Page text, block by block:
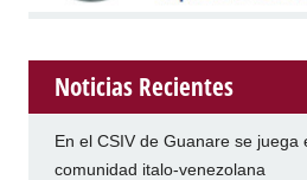
Noticias Recientes
En el CSIV de Guanare se juega
comunidad italo-venezolana